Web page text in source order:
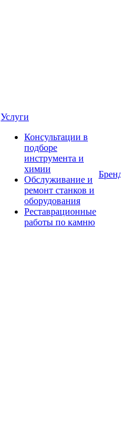
Услуги
Консультации в
подборе
инструмента и
химии
Обслуживание и
ремонт станков и
оборудования
Реставрационные
работы по камню